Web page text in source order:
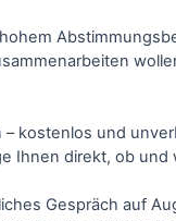
kostenlos und
Ihnen direkt, ob und
Gespräch auf